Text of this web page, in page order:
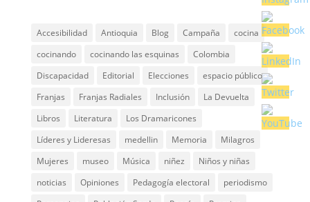
Accesibilidad Antioquia Blog Campaña
cocina
cocinando
cocinando las esquinas
Colombia
Discapacidad
Editorial Elecciones
espacio público
Franjas
Franjas Radiales Inclusión
La Devuelta
Libros
Literatura
Los Dramaricones
Líderes y Lideresas
medellin Memoria
Milagros
Mujeres
museo Música niñez
Niños y niñas
noticias
Opiniones Pedagogía electoral
periodismo